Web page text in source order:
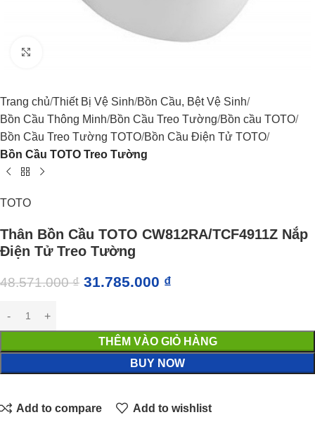
Trang chủ Thiết Bị Vệ Sinh Bồn Cầu, Bệt Vệ Sinh
Bồn Cầu Thông Minh Bồn Cầu Treo Tường Bồn cầu TOTO
Bồn Cầu Treo Tường TOTO Bồn Cầu Điện Tử TOTO
Bồn Cầu TOTO Treo Tường
TOTO
Thân Bồn Cầu TOTO CW812RA/TCF4911Z Nắp
Điện Tử Treo Tường
48.571.000₫ 31.785.000 ₫
THÊM VÀO GIỎ HÀNG
BUY NOW
Add to compare Add to wishlist